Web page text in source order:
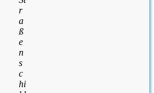
r
a
ß
e
n
s
c
hi